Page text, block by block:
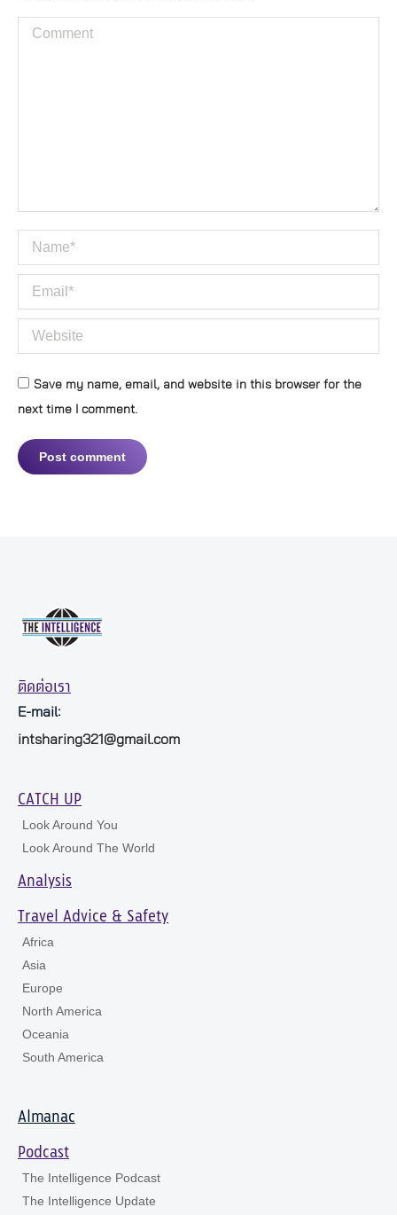
Comment
Name *
Email *
Website
Save my name, email, and website in this browser for the
next time I comment.
Post comment
ติดต่อเรา
E-mail:
intsharing321@gmail.com
CATCH UP
Look Around You
Look Around The World
Analysis
Travel Advice & Safety
Africa
Asia
Europe
North America
Oceania
South America
Almanac
Podcast
The Intelligence Podcast
The Intelligence Update